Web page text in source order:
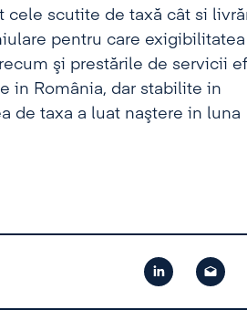
scutite de taxă cât si
pentru care exigibilitatea
şi prestările de servicii
in România, dar stabilite in
de taxa a luat naştere in luna